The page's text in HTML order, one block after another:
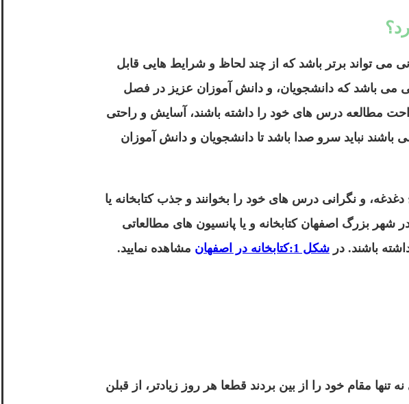
تواند برتر باشد که از چند لحاظ و شرایط هایی قابل
می باشد که دانشجویان، و دانش آموزان عزیز در فصل
مطالعه درس های خود را داشته باشند، آسایش و راحتی
نباید سرو صدا باشد تا دانشجویان و دانش آموزان
و نگرانی درس های خود را بخوانند و جذب کتابخانه یا
شهر بزرگ اصفهان کتابخانه و یا پانسیون های مطالعاتی
باشند. در شکل 1:کتابخانه در اصفهان مشاهده نمایید.
تنها مقام خود را از بین بردند قطعا هر روز زیادتر، از قبلن